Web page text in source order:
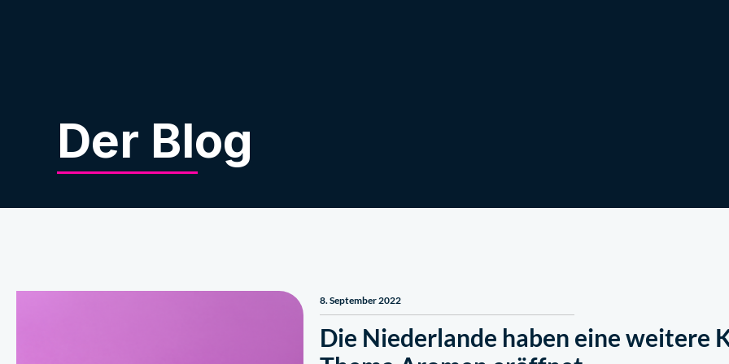
Der Blog
8. September 2022
Die Niederlande haben eine weitere